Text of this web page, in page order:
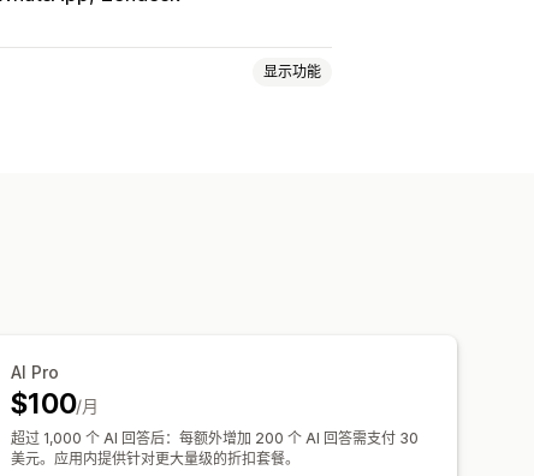
显示功能
营业时间
AI Pro
$100/月
超过 1,000 个 AI 回答后：每额外增加 200 个 AI 回答需支付 30
美元。应用内提供针对更大量级的折扣套餐。